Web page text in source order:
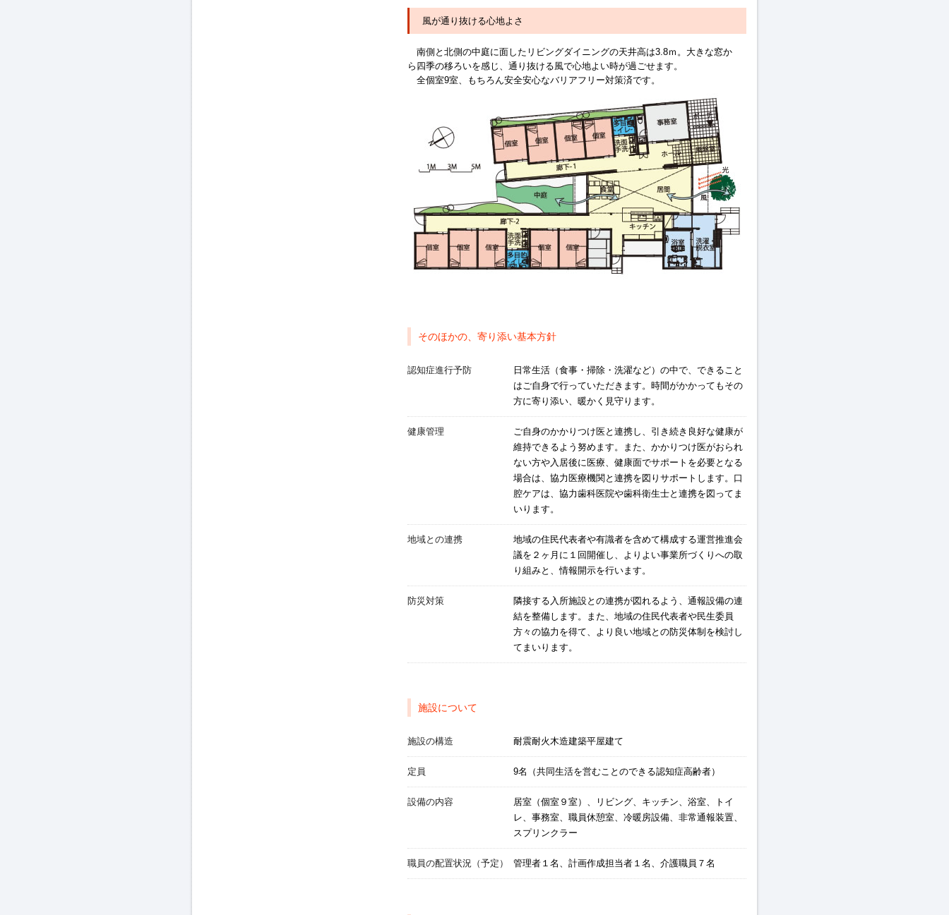
風が通り抜ける心地よさ
南側と北側の中庭に面したリビングダイニングの天井高は3.8ｍ。大きな窓か
ら四季の移ろいを感じ、通り抜ける風で心地よい時が過ごせます。
全個室9室、もちろん安全安心なバリアフリー対策済です。
そのほかの、寄り添い基本方針
認知症進行予防
日常生活（食事・掃除・洗濯など）の中で、できること
はご自身で行っていただきます。時間がかかってもその
方に寄り添い、暖かく見守ります。
健康管理
ご自身のかかりつけ医と連携し、引き続き良好な健康が
維持できるよう努めます。また、かかりつけ医がおられ
ない方や入居後に医療、健康面でサポートを必要となる
場合は、協力医療機関と連携を図りサポートします。口
腔ケアは、協力歯科医院や歯科衛生士と連携を図ってま
いります。
地域との連携
地域の住民代表者や有識者を含めて構成する運営推進会
議を２ヶ月に１回開催し、よりよい事業所づくりへの取
り組みと、情報開示を行います。
防災対策
隣接する入所施設との連携が図れるよう、通報設備の連
結を整備します。また、地域の住民代表者や民生委員
方々の協力を得て、より良い地域との防災体制を検討し
てまいります。
施設について
施設の構造 耐震耐火木造建築平屋建て
定員 9名（共同生活を営むことのできる認知症高齢者）
設備の内容
居室（個室９室）、リビング、キッチン、浴室、トイ
レ、事務室、職員休憩室、冷暖房設備、非常通報装置、
スプリンクラー
職員の配置状況（予定） 管理者１名、計画作成担当者１名、介護職員７名